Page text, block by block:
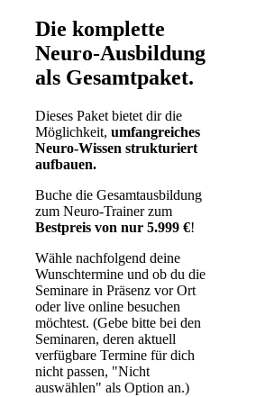
Die komplette
Neuro-Ausbildung
als Gesamtpaket.
Dieses Paket bietet dir die
Möglichkeit,umfangreiches
Neuro-Wissen strukturiert
aufbauen.
Buche die Gesamtausbildung
zum Neuro-Trainer zum
Bestpreis von nur 5.999 €!
Wähle nachfolgend deine
Wunschtermine und ob du die
Seminare in Präsenz vor Ort
oder live online besuchen
möchtest. (Gebe bitte bei den
Seminaren, deren aktuell
verfügbare Termine für dich
nicht passen, "Nicht
auswählen" als Option an.)